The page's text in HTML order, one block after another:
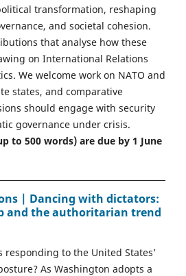
transformation, reshaping
and societal cohesion.
that analyse how these
on International Relations
We welcome work on NATO and
states, and comparative
should engage with security
governance under crisis.
to 500 words) are due by 1 June
| Dancing with dictators:
and the authoritarian trend
responding to the United States’
As Washington adopts a